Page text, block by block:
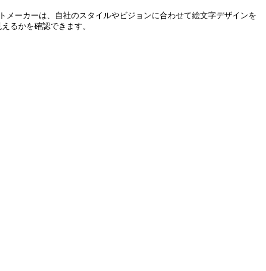
ーカーは、自社のスタイルやビジョンに合わせて絵文字デザインを
るかを確認できます。